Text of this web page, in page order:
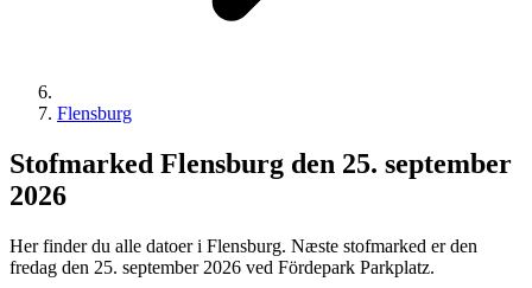
Flensburg
Stofmarked Flensburg den 25. september
2026
Her finder du alle datoer i Flensburg. Næste stofmarked er den
fredag den 25. september 2026 ved Fördepark Parkplatz.